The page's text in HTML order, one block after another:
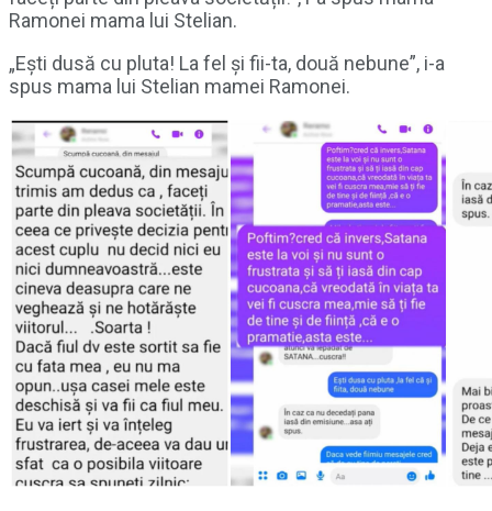
Ramonei mama lui Stelian.
„Ești dusă cu pluta! La fel și fii-ta, două nebune”, i-a
spus mama lui Stelian mamei Ramonei.